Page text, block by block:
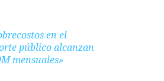
en el
público alcanzan
mensuales»